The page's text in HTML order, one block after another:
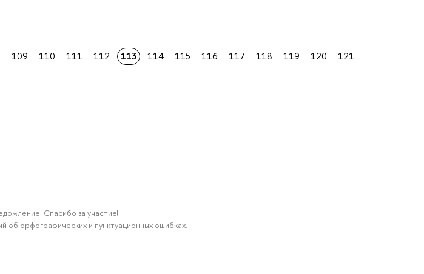
109 110 111 112 113 114 115 116 117 118 119 120
121
Спасибо за участие!
об орфографических и пунктуационных ошибках.